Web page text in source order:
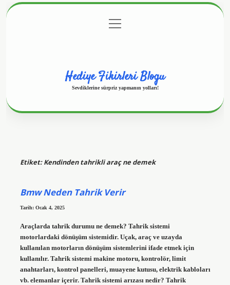
Gizlilik Politikası
menüyü
aç
Hediye Fikirleri Blogu
Sevdiklerine sürpriz yapmanın yolları!
Etiket:Kendinden tahrikli araç ne demek
Bmw Neden Tahrik Verir
Tarih: Ocak 4, 2025
Araçlarda tahrik durumu ne demek? Tahrik sistemi
motorlardaki dönüşüm sistemidir. Uçak, araç ve uzayda
kullanılan motorların dönüşüm sistemlerini ifade etmek için
kullanılır. Tahrik sistemi makine motoru, kontrolör, limit
anahtarları, kontrol panelleri, muayene kutusu, elektrik kabloları
vb. elemanlar içerir. Tahrik sistemi arızası nedir? Tahrik